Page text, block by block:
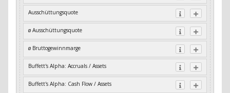
Ausschüttungsquote
ø Ausschüttungsquote
ø Bruttogewinnmarge
Buffett's Alpha: Accruals / Assets
Buffett's Alpha: Cash Flow / Assets